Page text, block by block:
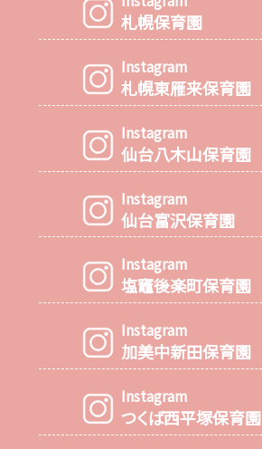
札幌保育園
Instagram
札幌東雁来保育園
Instagram
仙台八木山保育園
Instagram
仙台富沢保育園
Instagram
塩竈後楽町保育園
Instagram
加美中新田保育園
Instagram
つくば西平塚保育園